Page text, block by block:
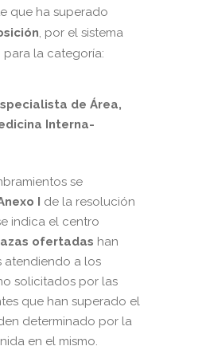
que ha superado
, por el sistema
, para la categoría:
de Área,
Interna-
se
I
de la resolución
indica el centro
ofertadas han
atendiendo a los
solicitados por las
que han superado el
determinado por la
en el mismo.